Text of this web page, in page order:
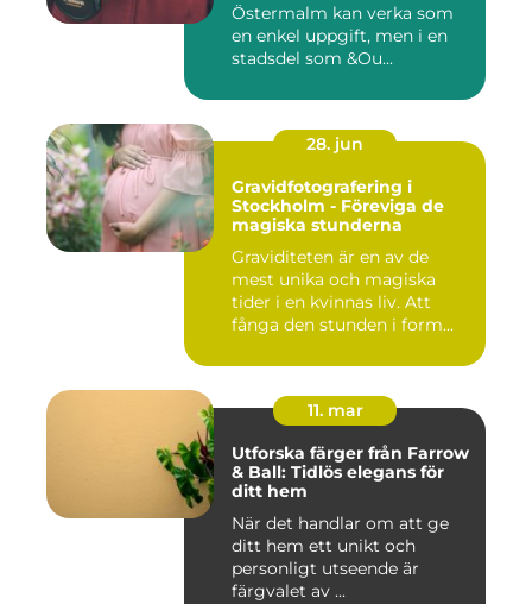
Östermalm kan verka som
en enkel uppgift, men i en
stadsdel som &Ou...
28. jun
Gravidfotografering i
Stockholm - Föreviga de
magiska stunderna
Graviditeten är en av de
mest unika och magiska
tider i en kvinnas liv. Att
fånga den stunden i form...
11. mar
Utforska färger från Farrow
& Ball: Tidlös elegans för
ditt hem
När det handlar om att ge
ditt hem ett unikt och
personligt utseende är
färgvalet av ...